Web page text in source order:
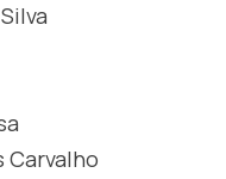
Carvalho